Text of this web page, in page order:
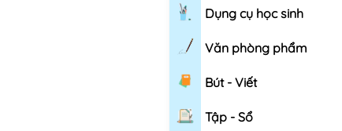
Dụng cụ học sinh
Văn phòng phẩm
Bút - Viết
Tập - Sổ